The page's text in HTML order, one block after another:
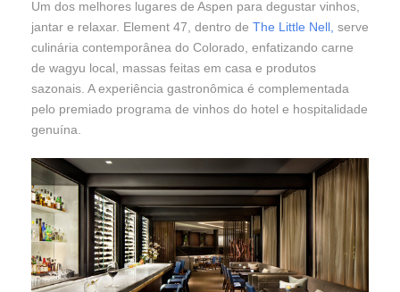
Um dos melhores lugares de Aspen para degustar vinhos,
jantar e relaxar. Element 47, dentro de The Little Nell, serve
culinária contemporânea do Colorado, enfatizando carne
de wagyu local, massas feitas em casa e produtos
sazonais. A experiência gastronômica é complementada
pelo premiado programa de vinhos do hotel e hospitalidade
genuína.